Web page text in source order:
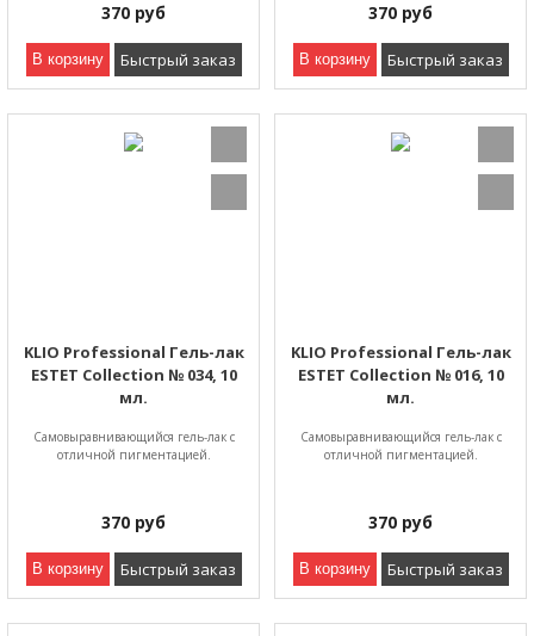
370 руб
В корзину Быстрый заказ
370 руб
В корзину Быстрый заказ
KLIO Professional Гель-лак
ESTET Collection № 034, 10
мл.
Самовыравнивающийся гель-лак с
отличной пигментацией.
370 руб
В корзину Быстрый заказ
KLIO Professional Гель-лак
ESTET Collection № 016, 10
мл.
Самовыравнивающийся гель-лак с
отличной пигментацией.
370 руб
В корзину Быстрый заказ